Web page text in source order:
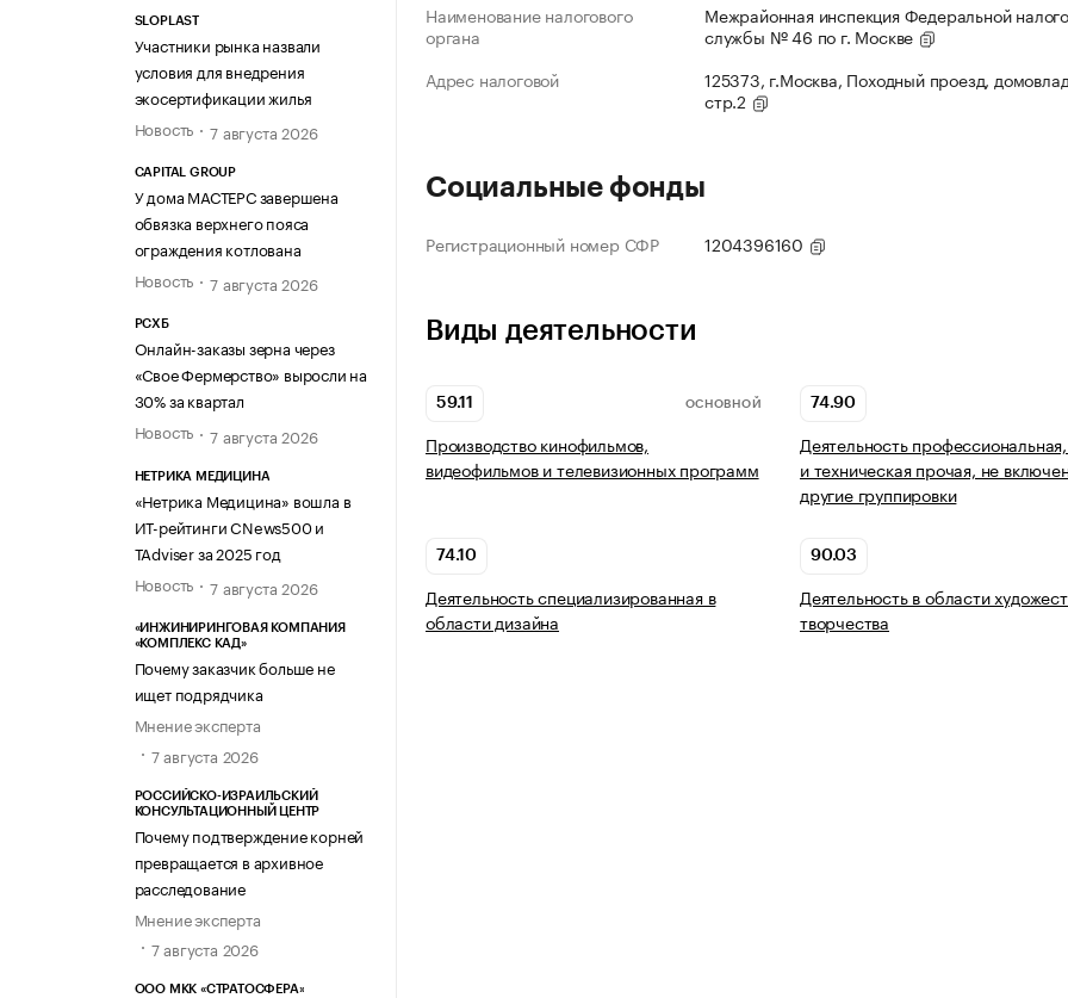
SLOPLAST
Участники рынка назвали
условия для внедрения
экосертификации жилья
Новость
7 августа 2026
CAPITAL GROUP
У дома МАСТЕРС завершена
обвязка верхнего пояса
ограждения котлована
Новость
7 августа 2026
РСХБ
Онлайн-заказы зерна через
«Свое Фермерство» выросли на
30% за квартал
Новость
7 августа 2026
НЕТРИКА МЕДИЦИНА
«Нетрика Медицина» вошла в
ИТ-рейтинги CNews500 и
TAdviser за 2025 год
Новость
7 августа 2026
«ИНЖИНИРИНГОВАЯ КОМПАНИЯ
«КОМПЛЕКС КАД»
Почему заказчик больше не
ищет подрядчика
Мнение эксперта
7 августа 2026
РОССИЙСКО-ИЗРАИЛЬСКИЙ
КОНСУЛЬТАЦИОННЫЙ ЦЕНТР
Почему подтверждение корней
превращается в архивное
расследование
Мнение эксперта
7 августа 2026
ООО МКК «СТРАТОСФЕРА»
Наименование налогового
органа
Межрайонная инспекция Федеральной
службы № 46 по г. Москве
Адрес налоговой
125373, г.Москва, Походный проезд,
стр.2
Социальные фонды
Регистрационный номер СФР 1204396160
Виды деятельности
59.11 ОСНОВНОЙ
Производство кинофильмов,
видеофильмов и телевизионных программ
74.90
Деятельность
и техническая прочая, не
другие группировки
74.10
Деятельность специализированная в
области дизайна
90.03
Деятельность в области
творчества